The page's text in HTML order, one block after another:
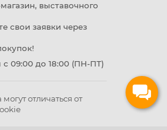
выставочного
свои заявки через
с 09:00 до 18:00 (ПН-ПТ)
отличаться от